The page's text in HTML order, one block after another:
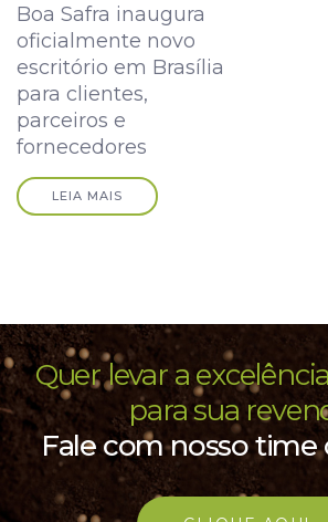
Boa Safra inaugura
oficialmente novo
escritório em Brasília
para clientes,
parceiros e
fornecedores
LEIA MAIS
Quer levar a
para sua
Fale com nosso time